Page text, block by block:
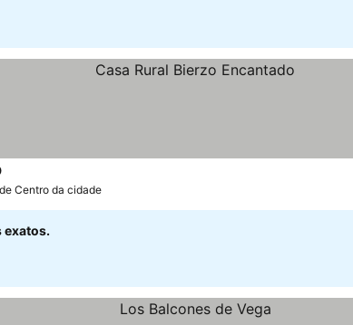
Centro da cidade
exatos.